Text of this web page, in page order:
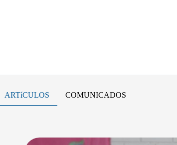
ARTíCULOS COMUNICADOS